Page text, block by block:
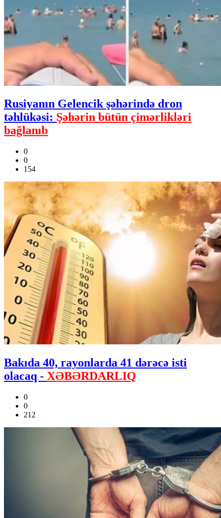
Rusiyanın Gelencik şəhərində dron
təhlükəsi: Şəhərin bütün çimərlikləri
bağlanıb
0
0
154
Bakıda 40, rayonlarda 41 dərəcə isti
olacaq - XƏBƏRDARLIQ
0
0
212